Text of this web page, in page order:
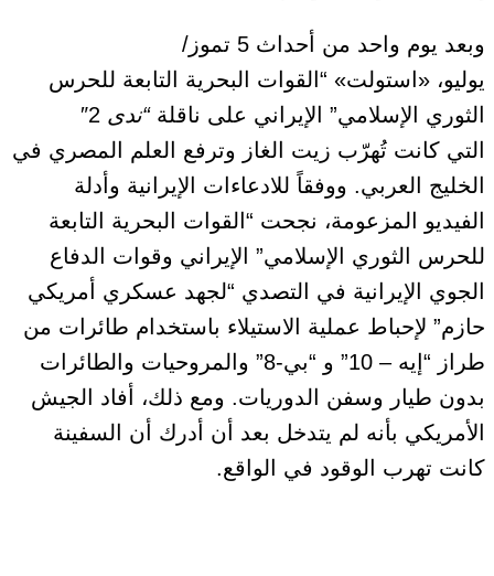
وبعد يوم واحد من أحداث 5 تموز/
يوليو، «استولت» “القوات البحرية التابعة للحرس
الثوري الإسلامي” الإيراني على ناقلة“ندى
2″
التي كانت تُهرّب زيت الغاز وترفع العلم المصري في
الخليج العربي. ووفقاً للادعاءات الإيرانية وأدلة
الفيديو المزعومة، نجحت “القوات البحرية التابعة
للحرس الثوري الإسلامي” الإيراني وقوات الدفاع
الجوي الإيرانية في التصدي “لجهد عسكري أمريكي
حازم” لإحباط عملية الاستيلاء باستخدام طائرات من
طراز “إيه – 10” و “بي-8” والمروحيات والطائرات
بدون طيار وسفن الدوريات. ومع ذلك، أفاد الجيش
الأمريكي بأنه لم يتدخل بعد أن أدرك أن السفينة
كانت تهرب الوقود في الواقع.